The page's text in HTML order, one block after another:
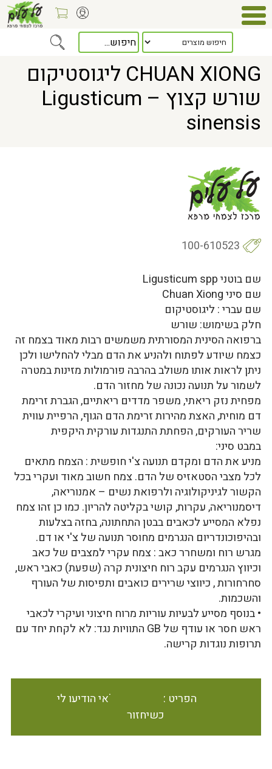
Home> CHUAN XIONG ליגוסטיקום שורש קצוץ – Ligusticum sinensis
CHUAN XIONG ליגוסטיקום
שורש קצוץ – Ligusticum
sinensis
100-610523
שם בוטני Ligusticum spp
שם סיני Chuan Xiong
שם עברי : ליגוסטיקום
חלק בשימוש: שורש
ברפואה הסינית המסורתית משמשים רבות מאוד בצמח זה
כצמח שיודע לפתוח ולהניע את הדם מבלי להחלישו ולכן
ניתן לראות אותו משולב בהרבה פורמולות מזינות במטרה
לשמור על תנועה נכונה של מחזור הדם.
מפחית נזק ריאתי, משפר מדדים ריאתיים, הגברת זרימת
דם מוחית, האצת מהירות זרימת הדם הגוף, הרפיית עווית
שריר העורקים, הפחתת התנגדות עורקית היקפית
במבט סיני:
מניע את הדם ומקדם תנועה צ'י חופשית : הצמח מתאים
לכל מצבי הסטאזיס של הדם. צמח חשוב מאוד ועקרי בכל
הקשור לגיניקולוגיה ולרפואת נשים – אמנוריאה,
דיסמנוריאה, עקרות, קושי בקליטה להריון. כמו כן זהו צמח
נפלא המסייע לכאבים בבטן התחתונה, בחזה בצלעות
ובהיפוכונדריום הנגרמים מחוסר תנועה של צ'י או דם.
מגרש רוח ומשחרר כאב : צמח עקרי למצבים של כאב
וכיווץ הנגרמים עקב רוח חיצונית קרה (שפעת) כאבי ראש,
סחרחורות , כיווצי שרירים כואבים ותפיסות של העורף
והשכמות.
• בנוסף מסייע לבעיות עוריות מרוח חיצוני ועיקרי לכאבי
ראש חסר או עודף של GB התוויות נגד: לא לקחת יחד עם
תרופות נוגדות קרישה.
הפריט אינו זמין במלאי הודיעו לי
כשיחזור